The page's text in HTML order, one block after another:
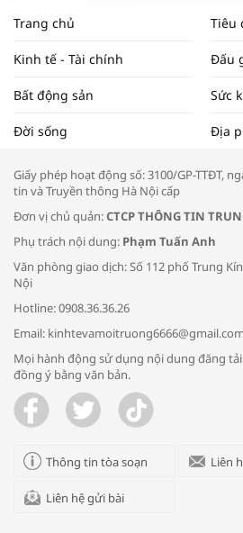
NAM NĂM
ĐẬP THỊ
Tọa đàm “Xúc
Bác sĩ tư vấn
đường hô hấp
Trao yêu
Trang chủ Tiêu
Kinh tế - Tài chính Đấu
Bất động sản Sức
Đời sống Địa
Giấy phép hoạt động số: 3100/GP-TTĐT,
tin và Truyền thông Hà Nội cấp
Đơn vị chủ quản:CTCP THÔNG TIN
Phụ trách nội dung: Phạm Tuấn Anh
Văn phòng giao dịch: Số 112 phố Trung
Nội
Hotline: 0908.36.36.26
Email: kinhtevamoitruong6666@gmail.com
Mọi hành động sử dụng nội dung đăng
đồng ý bằng văn bản.
Thông tin tòa soạn Liên
Liên hệ gửi bài